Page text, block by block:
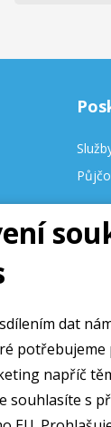
dat
potřebujeme
napříč
10 /